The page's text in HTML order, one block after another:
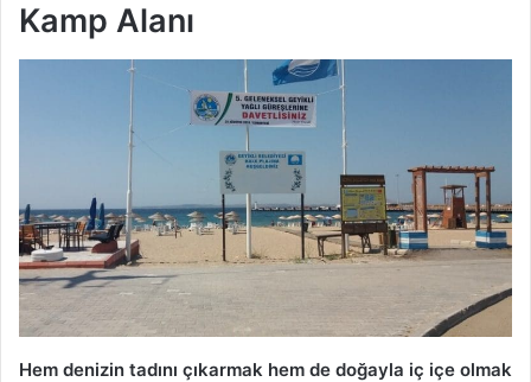
Kamp Alanı
Hem denizin tadını çıkarmak hem de doğayla iç içe olmak